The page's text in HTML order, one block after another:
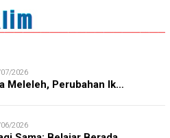
2026
Meleleh, Perubahan Ik…
2026